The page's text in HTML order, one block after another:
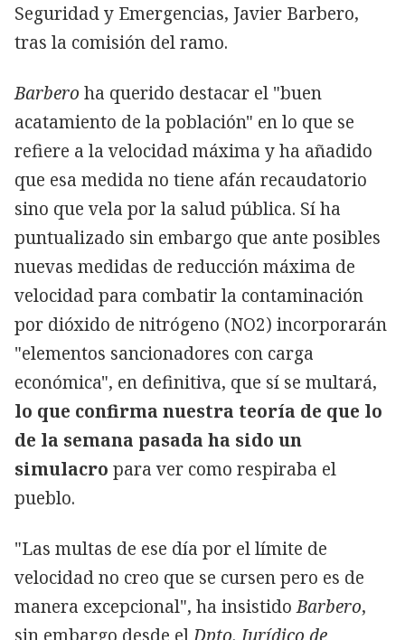
Seguridad y Emergencias, Javier Barbero,
tras la comisión del ramo.
Barbero ha querido destacar el "buen
acatamiento de la población" en lo que se
refiere a la velocidad máxima y ha añadido
que esa medida no tiene afán recaudatorio
sino que vela por la salud pública. Sí ha
puntualizado sin embargo que ante posibles
nuevas medidas de reducción máxima de
velocidad para combatir la contaminación
por dióxido de nitrógeno (NO2) incorporarán
"elementos sancionadores con carga
económica", en definitiva, que sí se multará,
lo que confirma nuestra teoría de que lo
de la semana pasada ha sido un
simulacro para ver como respiraba el
pueblo.
"Las multas de ese día por el límite de
velocidad no creo que se cursen pero es de
manera excepcional", ha insistidoBarbero,
sin embargo desde elDpto. Jurídico de